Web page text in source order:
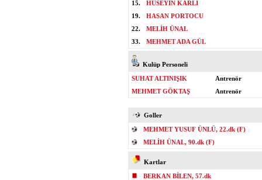
15.
HÜSEYİN KARLI
19.
HASAN PORTOCU
22.
MELİH ÜNAL
33.
MEHMET ADA GÜL
Kulüp Personeli
SUHAT ALTINIŞIK
Antrenör
MEHMET GÖKTAŞ
Antrenör
Goller
MEHMET YUSUF ÜNLÜ, 22.dk (F)
MELİH ÜNAL, 90.dk (F)
Kartlar
BERKAN BİLEN, 57.dk